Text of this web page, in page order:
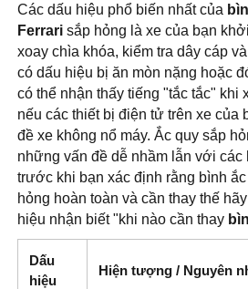
Các dấu hiệu phổ biến nhất của
Ferrari sắp hỏng là xe của bạn
xoay chìa khóa, kiểm tra dây cáp
có dấu hiệu bị ăn mòn nặng hoặc
có thể nhận thấy tiếng "tắc tắc" khi
nếu các thiết bị điện tử trên xe của
đề xe không nổ máy. Ắc quy sắp
những vấn đề dễ nhầm lẫn với các
trước khi bạn xác định rằng bình
hỏng hoàn toàn và cần thay thế
hiệu nhận biết "khi nào cần thay
Dấu
hiệu
Hiện tượng / Nguyên